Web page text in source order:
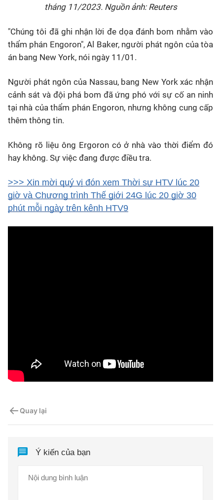
tháng 11/2023. Nguồn ảnh: Reuters
"Chúng tôi đã ghi nhận lời đe dọa đánh bom nhằm vào
thẩm phán Engoron", Al Baker, người phát ngôn của tòa
án bang New York, nói ngày 11/01.
Người phát ngôn của Nassau, bang New York xác nhận
cảnh sát và đội phá bom đã ứng phó với sự cố an ninh
tại nhà của thẩm phán Engoron, nhưng không cung cấp
thêm thông tin.
Không rõ liệu ông Ergoron có ở nhà vào thời điểm đó
hay không. Sự việc đang được điều tra.
>>> Xin mời quý vị đón xem Thời sự HTV lúc 20
giờ và Chương trình Thế giới 24G lúc 20 giờ 30
phút mỗi ngày trên kênh HTV9
Quay lại
Ý kiến của bạn